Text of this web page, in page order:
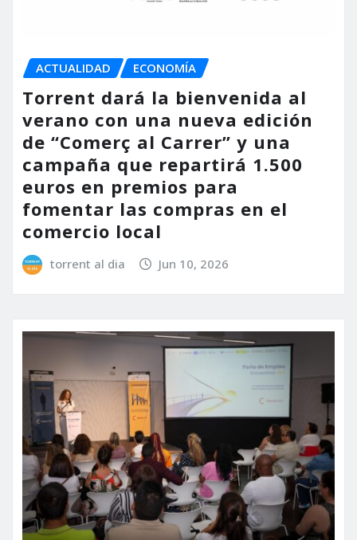
ACTUALIDAD ECONOMÍA
Torrent dará la bienvenida al
verano con una nueva edición
de “Comerç al Carrer” y una
campaña que repartirá 1.500
euros en premios para
fomentar las compras en el
comercio local
torrent al dia Jun 10, 2026